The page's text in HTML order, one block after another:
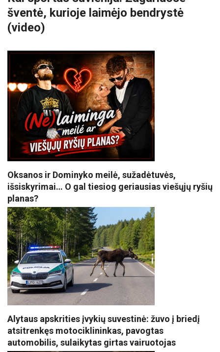
šventė, kurioje laimėjo bendrystė
(video)
Oksanos ir Dominyko meilė, sužadėtuvės,
išsiskyrimai… O gal tiesiog geriausias viešųjų ryšių
planas?
Alytaus apskrities įvykių suvestinė: žuvo į briedį
atsitrenkęs motociklininkas, pavogtas
automobilis, sulaikytas girtas vairuotojas